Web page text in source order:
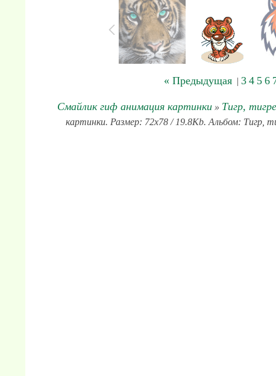
« Предыдущая | 3 4 5 6
Смайлик гиф анимация картинки » Тигр,
картинки. Размер: 72x78 / 19.8Kb. Альбом: Тигр,